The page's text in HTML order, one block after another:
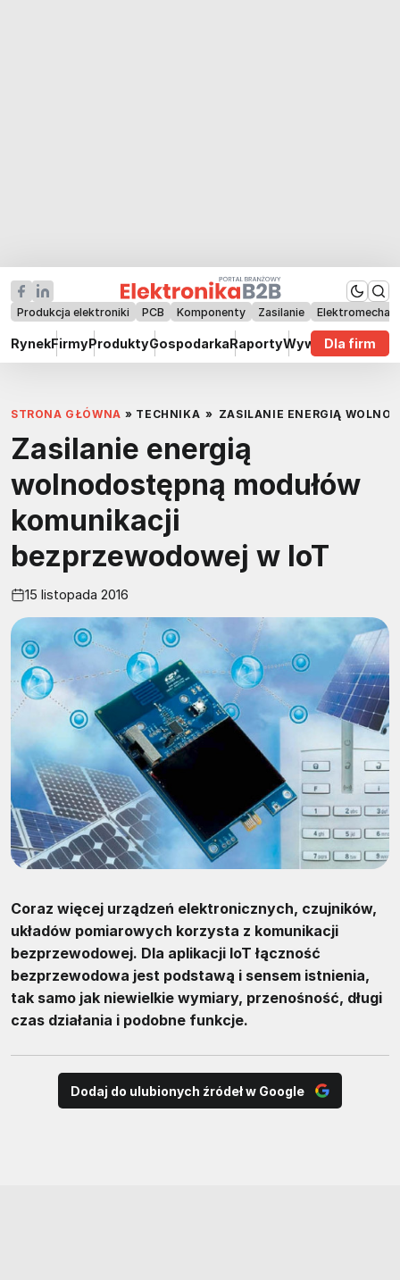
Produkcja elektroniki PCB Komponenty Zasilanie
RynekFirmyProduktyGospodarkaRaportyWywiadyDla firm
STRONA GŁÓWNA » TECHNIKA » ZASILANIE ENERGIĄ
Zasilanie energią
wolnodostępną modułów
komunikacji
bezprzewodowej w IoT
15 listopada 2016
Coraz więcej urządzeń elektronicznych, czujników,
układów pomiarowych korzysta z komunikacji
bezprzewodowej. Dla aplikacji IoT łączność
bezprzewodowa jest podstawą i sensem istnienia,
tak samo jak niewielkie wymiary, przenośność, długi
czas działania i podobne funkcje.
Dodaj do ulubionych źródeł w Google